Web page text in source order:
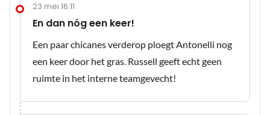
23 mei 16:11
En dan nóg een keer!
Een paar chicanes verderop ploegt Antonelli nog
een keer door het gras. Russell geeft echt geen
ruimte in het interne teamgevecht!